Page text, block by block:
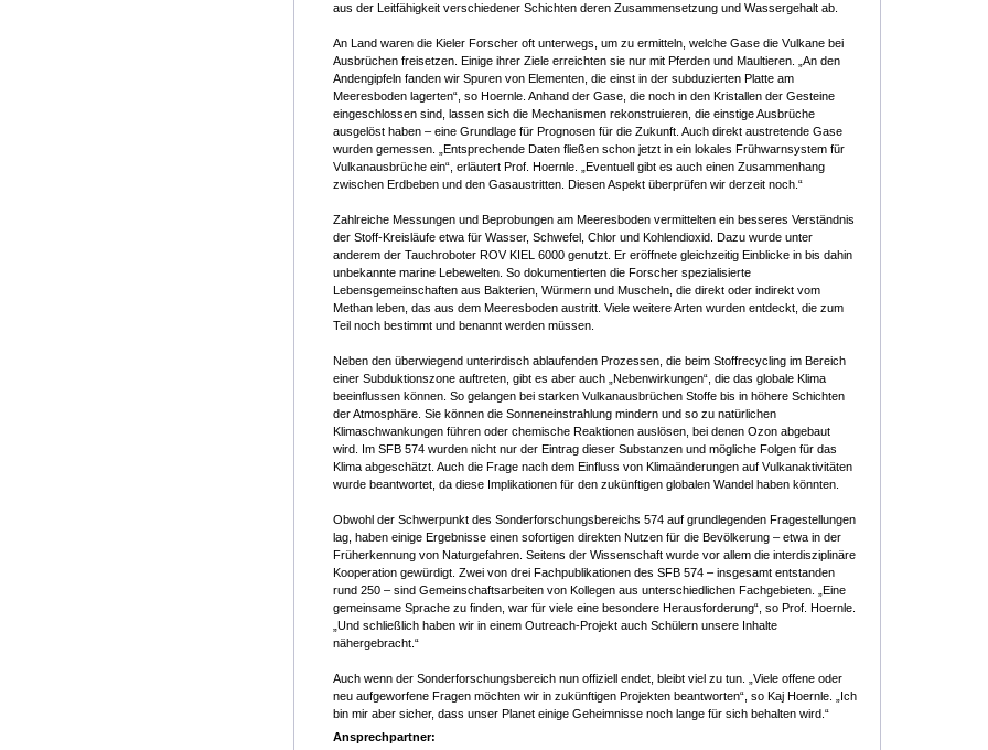
aus der Leitfähigkeit verschiedener Schichten deren Zusammensetzung und Wassergehalt ab.
An Land waren die Kieler Forscher oft unterwegs, um zu ermitteln, welche Gase die Vulkane bei
Ausbrüchen freisetzen. Einige ihrer Ziele erreichten sie nur mit Pferden und Maultieren. „An den
Andengipfeln fanden wir Spuren von Elementen, die einst in der subduzierten Platte am
Meeresboden lagerten“, so Hoernle. Anhand der Gase, die noch in den Kristallen der Gesteine
eingeschlossen sind, lassen sich die Mechanismen rekonstruieren, die einstige Ausbrüche
ausgelöst haben – eine Grundlage für Prognosen für die Zukunft. Auch direkt austretende Gase
wurden gemessen. „Entsprechende Daten fließen schon jetzt in ein lokales Frühwarnsystem für
Vulkanausbrüche ein“, erläutert Prof. Hoernle. „Eventuell gibt es auch einen Zusammenhang
zwischen Erdbeben und den Gasaustritten. Diesen Aspekt überprüfen wir derzeit noch.“
Zahlreiche Messungen und Beprobungen am Meeresboden vermittelten ein besseres Verständnis
der Stoff-Kreisläufe etwa für Wasser, Schwefel, Chlor und Kohlendioxid. Dazu wurde unter
anderem der Tauchroboter ROV KIEL 6000 genutzt. Er eröffnete gleichzeitig Einblicke in bis dahin
unbekannte marine Lebewelten. So dokumentierten die Forscher spezialisierte
Lebensgemeinschaften aus Bakterien, Würmern und Muscheln, die direkt oder indirekt vom
Methan leben, das aus dem Meeresboden austritt. Viele weitere Arten wurden entdeckt, die zum
Teil noch bestimmt und benannt werden müssen.
Neben den überwiegend unterirdisch ablaufenden Prozessen, die beim Stoffrecycling im Bereich
einer Subduktionszone auftreten, gibt es aber auch „Nebenwirkungen“, die das globale Klima
beeinflussen können. So gelangen bei starken Vulkanausbrüchen Stoffe bis in höhere Schichten
der Atmosphäre. Sie können die Sonneneinstrahlung mindern und so zu natürlichen
Klimaschwankungen führen oder chemische Reaktionen auslösen, bei denen Ozon abgebaut
wird. Im SFB 574 wurden nicht nur der Eintrag dieser Substanzen und mögliche Folgen für das
Klima abgeschätzt. Auch die Frage nach dem Einfluss von Klimaänderungen auf Vulkanaktivitäten
wurde beantwortet, da diese Implikationen für den zukünftigen globalen Wandel haben könnten.
Obwohl der Schwerpunkt des Sonderforschungsbereichs 574 auf grundlegenden Fragestellungen
lag, haben einige Ergebnisse einen sofortigen direkten Nutzen für die Bevölkerung – etwa in der
Früherkennung von Naturgefahren. Seitens der Wissenschaft wurde vor allem die interdisziplinäre
Kooperation gewürdigt. Zwei von drei Fachpublikationen des SFB 574 – insgesamt entstanden
rund 250 – sind Gemeinschaftsarbeiten von Kollegen aus unterschiedlichen Fachgebieten. „Eine
gemeinsame Sprache zu finden, war für viele eine besondere Herausforderung“, so Prof. Hoernle.
„Und schließlich haben wir in einem Outreach-Projekt auch Schülern unsere Inhalte
nähergebracht.“
Auch wenn der Sonderforschungsbereich nun offiziell endet, bleibt viel zu tun. „Viele offene oder
neu aufgeworfene Fragen möchten wir in zukünftigen Projekten beantworten“, so Kaj Hoernle. „Ich
bin mir aber sicher, dass unser Planet einige Geheimnisse noch lange für sich behalten wird.“
Ansprechpartner: